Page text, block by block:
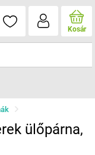
Kosár
ülőpárna,